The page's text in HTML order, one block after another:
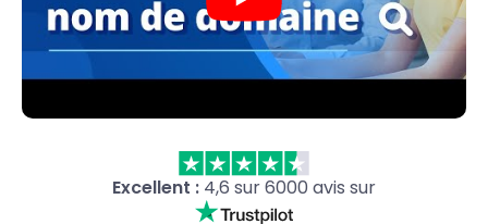
Excellent :4,6 sur 6000 avis sur